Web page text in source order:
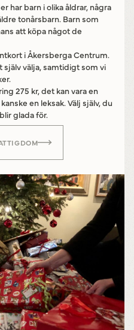
har barn i olika åldrar, några
tonårsbarn. Barn som
att köpa något de
i Åkersberga Centrum.
välja, samtidigt som vi
275 kr, det kan vara en
en leksak. Välj själv, du
glada för.